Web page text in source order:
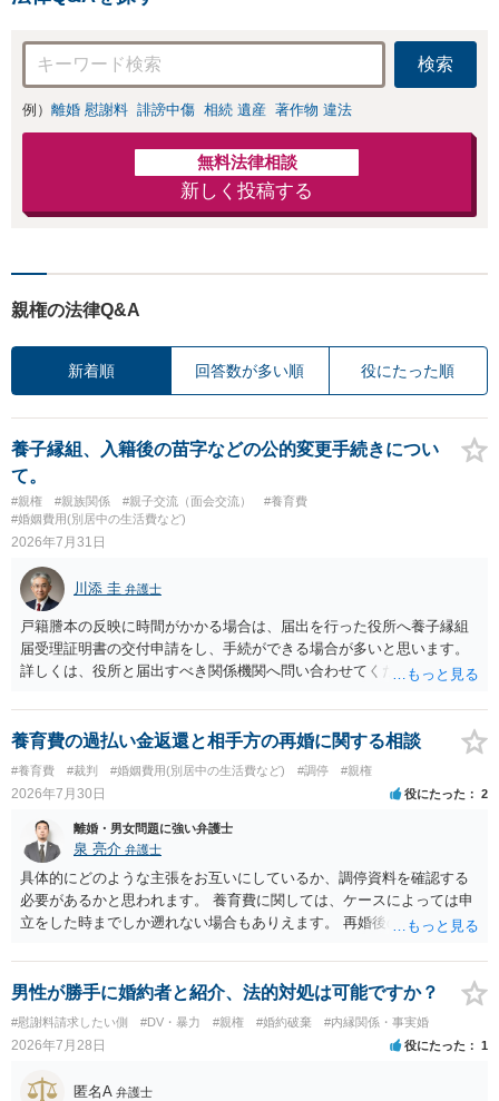
検索
例） 離婚 慰謝料 誹謗中傷 相続 遺産 著作物 違法
無料法律相談
新しく投稿する
親権の法律Q&A
新着順 回答数が多い順 役にたった順
養子縁組、入籍後の苗字などの公的変更手続きについ
て。
#親権 #親族関係 #親子交流（面会交流）
#養育費
#婚姻費用(別居中の生活費など)
2026年7月31日
川添 圭 弁護士
戸籍謄本の反映に時間がかかる場合は、届出を行った役所へ養子縁組
届受理証明書の交付申請をし、手続ができる場合が多いと思います。
詳しくは、役所と届出すべき関係機関へ問い合わせてください。
養育費の過払い金返還と相手方の再婚に関する相談
#養育費 #裁判 #婚姻費用(別居中の生活費など) #調停 #親権
2026年7月30日 役にたった 2
離婚・男女問題に強い弁護士
泉 亮介 弁護士
具体的にどのような主張をお互いにしているか、調停資料を確認する
必要があるかと思われます。 養育費に関しては、ケースによっては申
立をした時までしか遡れない場合もありえます。 再婚後の相手方の行
養育費に関するやりとり等があればそちらについても確認する必要が
あるでしょう。 公開相談の場での回答よりも個別に弁護士にご相談さ
男性が勝手に婚約者と紹介、法的対処は可能ですか？
#慰謝料請求したい側 #DV・暴力 #親権 #婚約破棄 #内縁関係・事実婚
2026年7月28日 役にたった 1
匿名A 弁護士